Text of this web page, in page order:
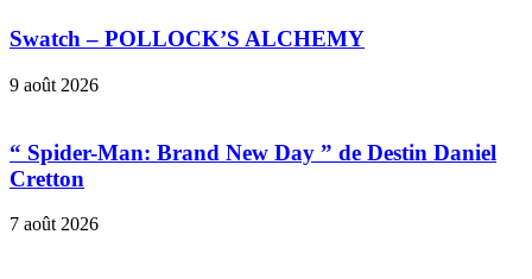
Swatch – POLLOCK’S ALCHEMY
9 août 2026
“ Spider-Man: Brand New Day ” de Destin Daniel
Cretton
7 août 2026